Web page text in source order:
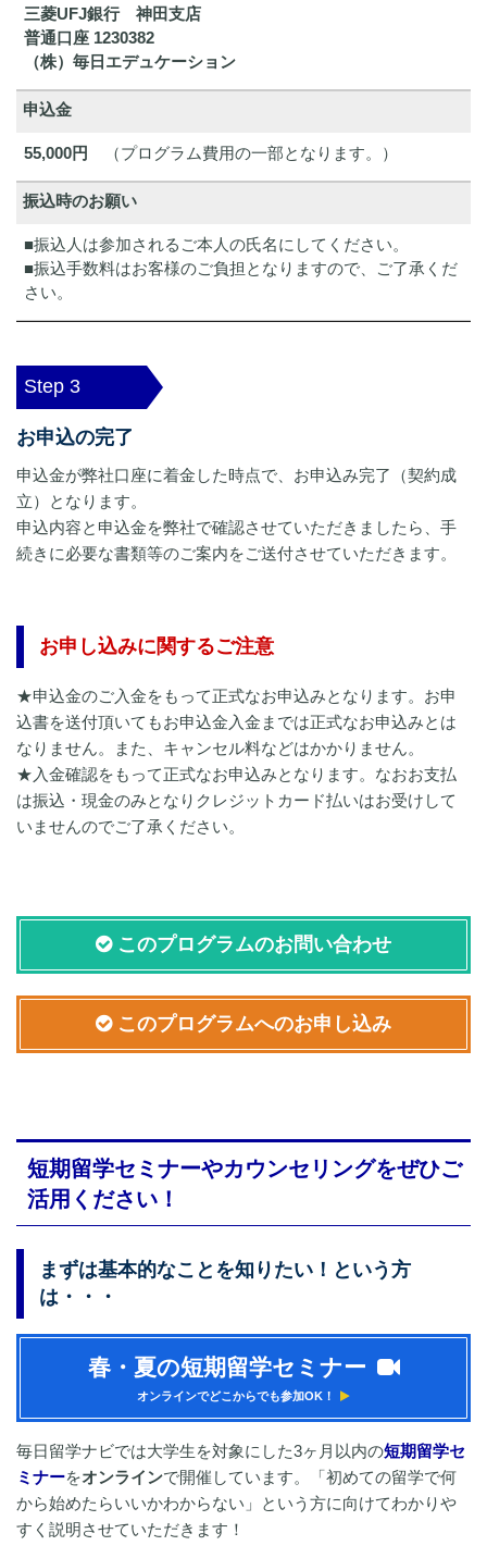
三菱UFJ銀行 神田支店
普通口座 1230382
（株）毎日エデュケーション
申込金
55,000円 （プログラム費用の一部となります。）
振込時のお願い
■振込人は参加されるご本人の氏名にしてください。
■振込手数料はお客様のご負担となりますので、ご了承くだ
さい。
Step 3
お申込の完了
申込金が弊社口座に着金した時点で、お申込み完了（契約成
立）となります。
申込内容と申込金を弊社で確認させていただきましたら、手
続きに必要な書類等のご案内をご送付させていただきます。
お申し込みに関するご注意
★申込金のご入金をもって正式なお申込みとなります。お申
込書を送付頂いてもお申込金入金までは正式なお申込みとは
なりません。また、キャンセル料などはかかりません。
★入金確認をもって正式なお申込みとなります。なおお支払
は振込・現金のみとなりクレジットカード払いはお受けして
いませんのでご了承ください。
このプログラムのお問い合わせ
このプログラムへのお申し込み
短期留学セミナーやカウンセリングをぜひご
活用ください！
まずは基本的なことを知りたい！という方
は・・・
春・夏の短期留学セミナー
オンラインでどこからでも参加OK！
毎日留学ナビでは大学生を対象にした3ヶ月以内の短期留学セ
ミナーをオンラインで開催しています。「初めての留学で何
から始めたらいいかわからない」という方に向けてわかりや
すく説明させていただきます！